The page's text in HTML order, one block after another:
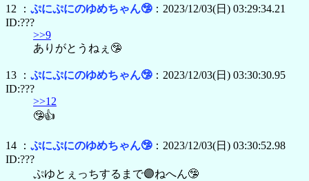
12 ： ぷにぷにのゆめちゃん🤥：2023/12/03(日) 03:29:34.21
ID:???
>>9
ありがとうねぇ🤥
13 ： ぷにぷにのゆめちゃん🤥：2023/12/03(日) 03:30:30.95
ID:???
>>12
🤥👍
14 ： ぷにぷにのゆめちゃん🤥：2023/12/03(日) 03:30:52.98
ID:???
ぷゆとぇっちするまで🟣ねへん🤥